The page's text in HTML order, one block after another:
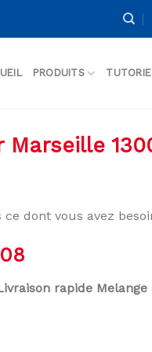
PRODUITS
ce dont vous avez
rapide